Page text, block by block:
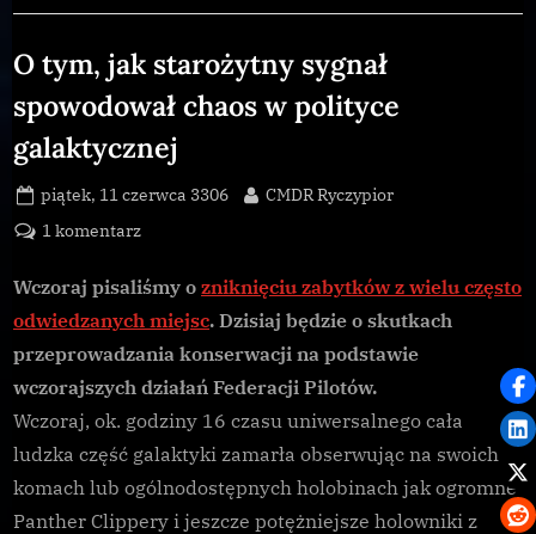
(Część
O tym, jak starożytny sygnał
spowodował chaos w polityce
galaktycznej
Posted
on
piątek, 11 czerwca 3306 By
CMDR Ryczypior
1 komentarzdo
tym,
sygnał
spowodował
chaos
w
polityce
galaktycznej
Wczoraj pisaliśmy o zniknięciu zabytków z wielu często
odwiedzanych miejsc. Dzisiaj będzie o skutkach
przeprowadzania konserwacji na podstawie
wczorajszych działań Federacji Pilotów.
Wczoraj, ok. godziny 16 czasu uniwersalnego cała
ludzka część galaktyki zamarła obserwując na swoich
komach lub ogólnodostępnych holobinach jak ogromne
Panther Clippery i jeszcze potężniejsze holowniki z